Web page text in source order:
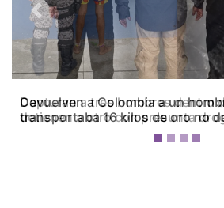
Capturan a tres hombres dentro
detienen a otro con presunta
Previous